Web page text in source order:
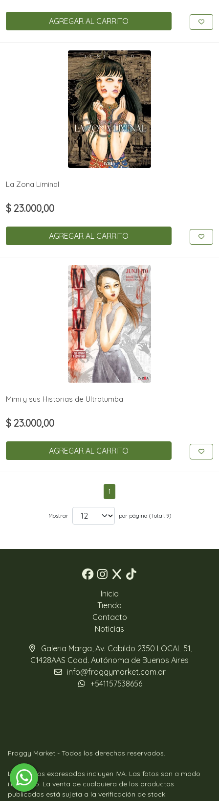
AGREGAR AL CARRITO
La Zona Liminal
$ 23.000,00
AGREGAR AL CARRITO
Mimi y sus Historias de Ultratumba
$ 23.000,00
AGREGAR AL CARRITO
1
Mostrar por página (Total: 9)
Inicio
Tienda
Contacto
Noticias
Galeria Marga, Av. Cabildo 2350 LOCAL 51,
C1428AAS Cdad. Autónoma de Buenos Aires
info@froggymarket.com.ar
+541157538656
Froggy Market - Todos los derechos reservados.
Los precios expresados incluyen IVA. Las fotos son a modo
ilustrativo. La venta de cualquiera de los productos
publicados está sujeta a la verificación de stock.